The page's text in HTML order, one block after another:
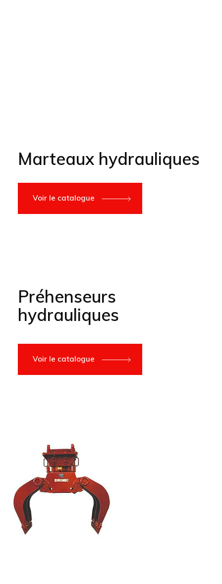
Marteaux hydrauliques
Voir le catalogue
Préhenseurs
hydrauliques
Voir le catalogue